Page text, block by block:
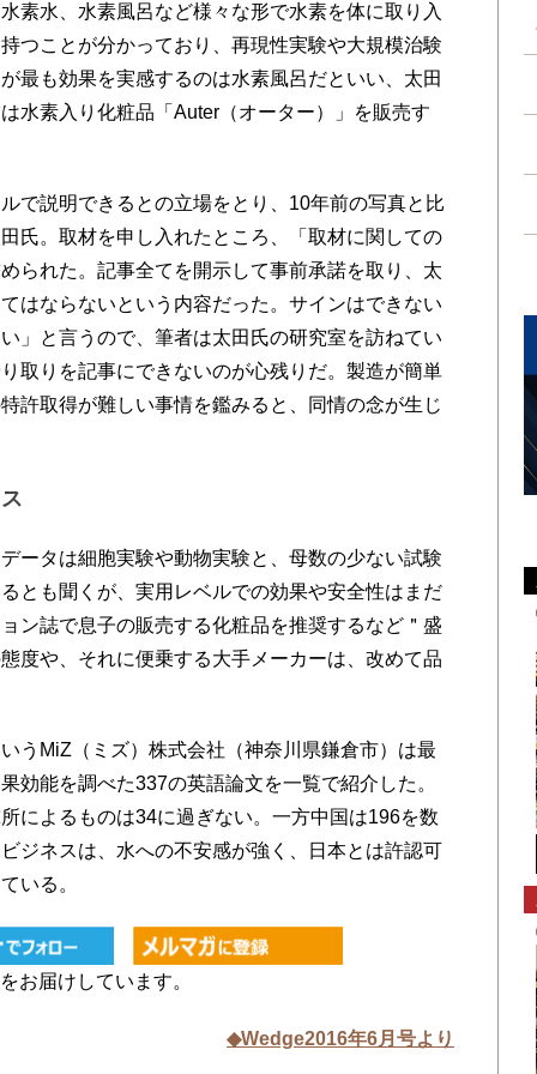
水、水素風呂など様々な形で水素を体に取り入
つことが分かっており、再現性実験や大規模治験
最も効果を実感するのは水素風呂だといい、太田
水素入り化粧品「Auter（オーター）」を販売す
説明できるとの立場をとり、10年前の写真と比
氏。取材を申し入れたところ、「取材に関しての
られた。記事全てを開示して事前承諾を取り、太
はならないという内容だった。サインはできない
」と言うので、筆者は太田氏の研究室を訪ねてい
取りを記事にできないのが心残りだ。製造が簡単
許取得が難しい事情を鑑みると、同情の念が生じ
タは細胞実験や動物実験と、母数の少ない試験
とも聞くが、実用レベルでの効果や安全性はまだ
ン誌で息子の販売する化粧品を推奨するなど＂盛
度や、それに便乗する大手メーカーは、改めて品
MiZ（ミズ）株式会社（神奈川県鎌倉市）は最
効能を調べた337の英語論文を一覧で紹介した。
によるものは34に過ぎない。一方中国は196を数
ジネスは、水への不安感が強く、日本とは許認可
いる。
お届けしています。
◆Wedge2016年6月号より